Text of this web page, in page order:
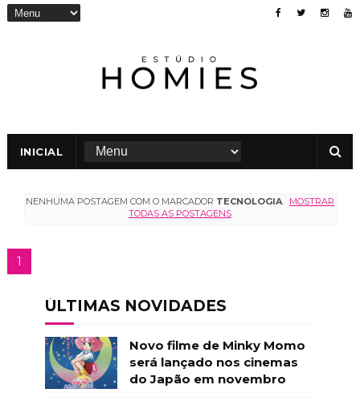
INICIAL
NENHUMA POSTAGEM COM O MARCADOR TECNOLOGIA. MOSTRAR
TODAS AS POSTAGENS
1
ÚLTIMAS NOVIDADES
Novo filme de Minky Momo
será lançado nos cinemas
do Japão em novembro